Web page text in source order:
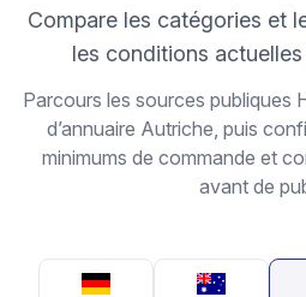
Compare les catégories et
les conditions
Parcours les sources publiques
d’annuaire Autriche, puis
minimums de commande et
avant de